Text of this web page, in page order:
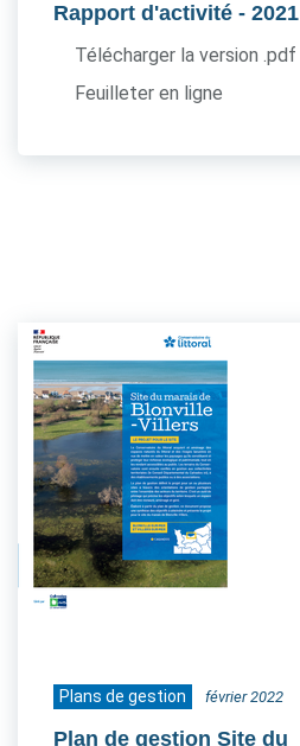
Rapport d'activité - 2021
Télécharger la version .pdf
Feuilleter en ligne
Plans de gestion février 2022
Plan de gestion Site du